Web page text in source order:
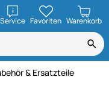
ServiceöffnenFavoriten Warenkorb
& Ersatzteile